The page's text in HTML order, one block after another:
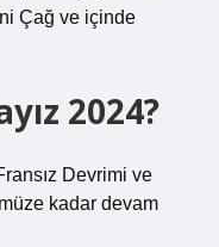
Çağ ve içinde
2024?
Devrimi ve
kadar devam